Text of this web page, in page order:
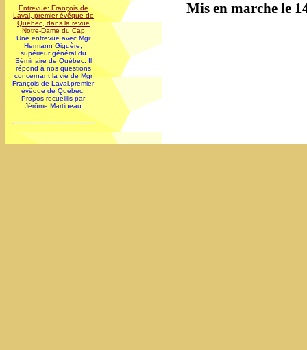
Entrevue: François de
Laval, premier évêque de
Québec, dans la revue
Notre-Dame du Cap
Une entrevue avec Mgr
Hermann Giguère,
supérieur général du
Séminaire de Québec. Il
répond à nos questions
concernant la vie de Mgr
François de Laval,premier
évêque de Québec.
Propos recueillis par
Jérôme Martineau
Mis en marche le